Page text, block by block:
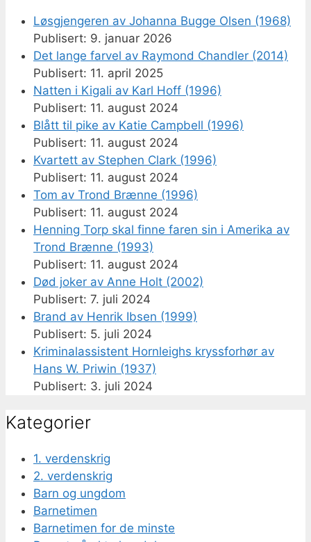
Løsgjengeren av Johanna Bugge Olsen (1968)
9. januar 2026
Det lange farvel av Raymond Chandler (2014)
11. april 2025
Natten i Kigali av Karl Hoff (1996)
11. august 2024
Blått til pike av Katie Campbell (1996)
11. august 2024
Kvartett av Stephen Clark (1996)
11. august 2024
Tom av Trond Brænne (1996)
11. august 2024
Henning Torp skal finne faren sin i Amerika av
Trond Brænne (1993)
11. august 2024
Død joker av Anne Holt (2002)
7. juli 2024
Brand av Henrik Ibsen (1999)
5. juli 2024
Kriminalassistent Hornleighs kryssforhør av
Hans W. Priwin (1937)
3. juli 2024
Kategorier
1. verdenskrig
2. verdenskrig
Barn og ungdom
Barnetimen
Barnetimen for de minste